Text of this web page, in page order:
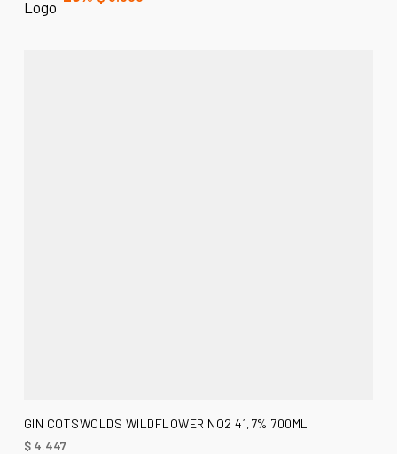
AÑADIR AL CARRITO
GIN COTSWOLDS WILDFLOWER NO2 41,7% 700ML
$4.447